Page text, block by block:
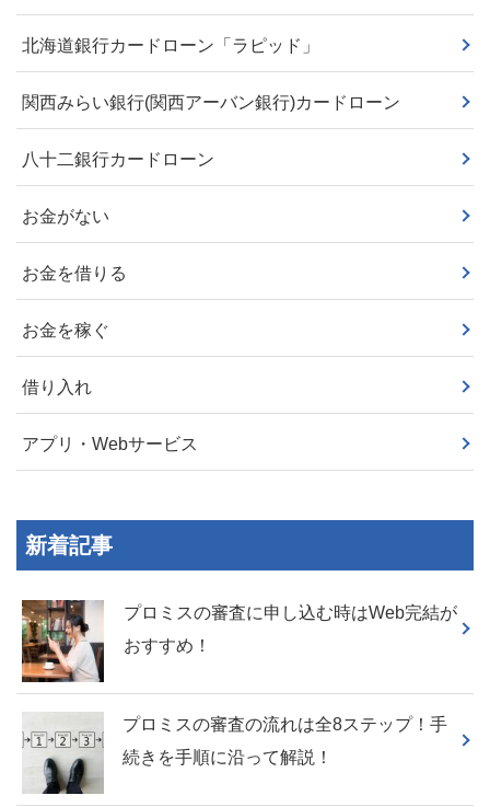
北海道銀行カードローン「ラピッド」
関西みらい銀行(関西アーバン銀行)カードローン
八十二銀行カードローン
お金がない
お金を借りる
お金を稼ぐ
借り入れ
アプリ・Webサービス
新着記事
プロミスの審査に申し込む時はWeb完結が
おすすめ！
プロミスの審査の流れは全8ステップ！手
続きを手順に沿って解説！